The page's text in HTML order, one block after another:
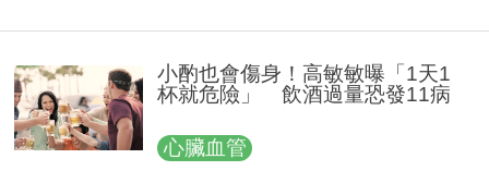
小酌也會傷身！高敏敏曝「1天1
杯就危險」 飲酒過量恐發11病
心臟血管